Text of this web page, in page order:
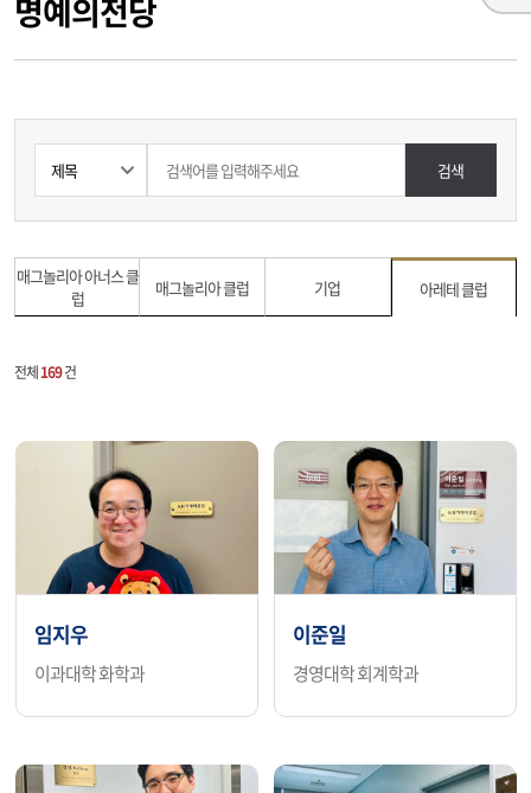
명예의전당
검색
매그놀리아 아너스 클
럽
매그놀리아 클럽 기업 아레테 클럽
전체169건
임지우
이과대학 화학과
이준일
경영대학 회계학과